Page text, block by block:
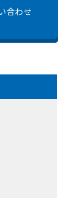
合わせ